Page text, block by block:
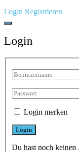
Login Registrieren
Login
Login merken
Du hast noch keinen